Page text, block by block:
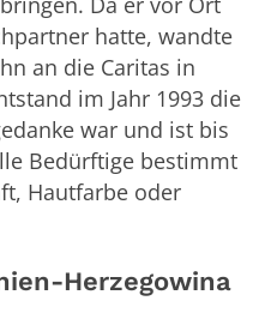
hatte, wandte
an die Caritas in
im Jahr 1993 die
war und ist bis
Bedürftige bestimmt
Hautfarbe oder
Herzegowina